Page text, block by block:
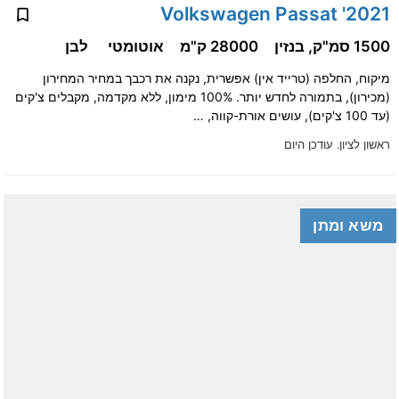
2021' Volkswagen Passat
ראשון לציון. עודכן היום
1500 סמ"ק, בנזין 28000 ק"מ אוטומטי לבן
מיקוח, החלפה (טרייד אין) אפשרית, נקנה את רכבך במחיר המחירון
(מכירון), בתמורה לחדש יותר. 100% מימון, ללא מקדמה, מקבלים צ'קים
(עד 100 צ'קים), עושים אורת-קווה, …
משא ומתן